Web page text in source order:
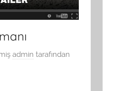
admin tarafından